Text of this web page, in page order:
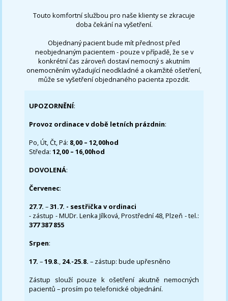
Touto komfortní službou pro naše klienty se zkracuje
doba čekání na vyšetření.
Objednaný pacient bude mít přednost před
neobjednaným pacientem - pouze v případě, že se v
konkrétní čas zároveň dostaví nemocný s akutním
onemocněním vyžadující neodkladné a okamžité ošetření,
může se vyšetření objednaného pacienta zpozdit.
UPOZORNĚNÍ:
Provoz ordinace v době letních prázdnin:
Po, Út, Čt, Pá: 8,00 – 12,00hod
Středa:12,00 – 16,00hod
DOVOLENÁ:
Červenec:
27.7.–31.7. - sestřička v ordinaci
- zástup - MUDr. Lenka Jílková, Prostřední 48, Plzeň - tel.:
377 387 855
Srpen:
17. –19.8., 24.-25.8. – zástup: bude upřesněno
Zástup slouží pouze k ošetření akutně nemocných
pacientů – prosím po telefonické objednání.